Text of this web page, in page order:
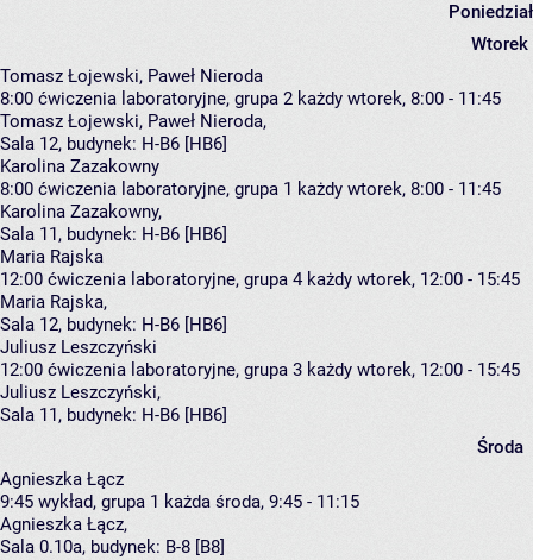
Wtorek
Tomasz Łojewski, Paweł Nieroda
8:00 ćwiczenia laboratoryjne, grupa 2 każdy wtorek, 8:00 - 11:45
Tomasz Łojewski, Paweł Nieroda,
Sala 12, budynek: H-B6 [HB6]
Karolina Zazakowny
8:00 ćwiczenia laboratoryjne, grupa 1 każdy wtorek, 8:00 - 11:45
Karolina Zazakowny,
Sala 11, budynek: H-B6 [HB6]
Maria Rajska
12:00 ćwiczenia laboratoryjne, grupa 4 każdy wtorek, 12:00 - 15:45
Maria Rajska,
Sala 12, budynek: H-B6 [HB6]
Juliusz Leszczyński
12:00 ćwiczenia laboratoryjne, grupa 3 każdy wtorek, 12:00 - 15:45
Juliusz Leszczyński,
Sala 11, budynek: H-B6 [HB6]
Środa
Agnieszka Łącz
9:45 wykład, grupa 1 każda środa, 9:45 - 11:15
Agnieszka Łącz,
Sala 0.10a, budynek: B-8 [B8]